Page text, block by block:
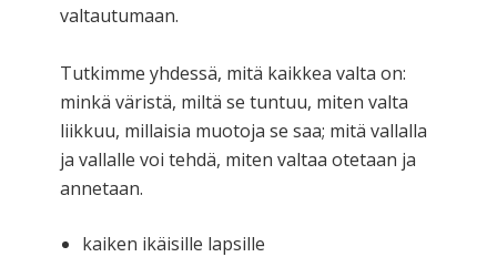
valtautumaan.
Tutkimme yhdessä, mitä kaikkea valta on:
minkä väristä, miltä se tuntuu, miten valta
liikkuu, millaisia muotoja se saa; mitä vallalla
ja vallalle voi tehdä, miten valtaa otetaan ja
annetaan.
kaiken ikäisille lapsille